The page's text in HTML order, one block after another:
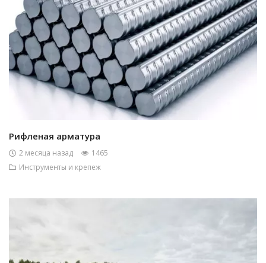
Рифленая арматура
2 месяца назад
1465
Инструменты и крепеж